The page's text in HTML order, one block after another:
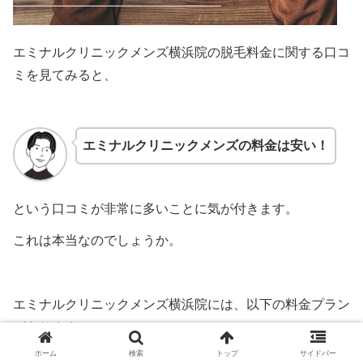
エミナルクリニックメンズ横浜院の脱毛料金に関する口コ
ミを見てみると、
エミナルクリニックメンズの料金は安い！
という口コミが非常に多いことに気が付きます。
これは本当なのでしょうか。
エミナルクリニックメンズ横浜院には、以下の料金プラン
があります。
ホーム 検索 トップ サイドバー